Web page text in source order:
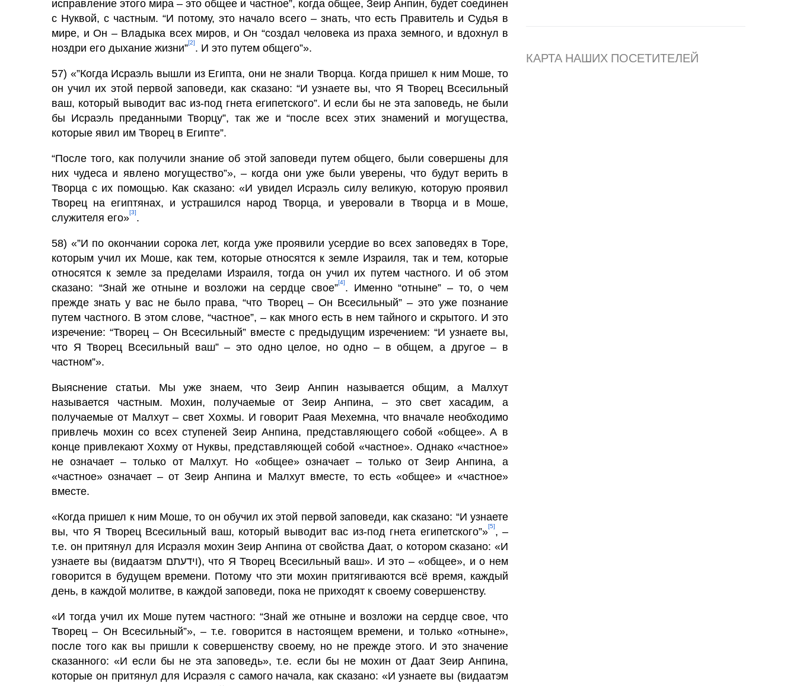
исправление этого мира – это общее и частное”, когда общее, Зеир Анпин, будет соединен
с Нуквой, с частным. “И потому, это начало всего – знать, что есть Правитель и Судья в
мире, и Он – Владыка всех миров, и Он “создал человека из праха земного, и вдохнул в
ноздри его дыхание жизни”[2]. И это путем общего”».
57) «”Когда Исраэль вышли из Египта, они не знали Творца. Когда пришел к ним Моше, то
он учил их этой первой запове­ди, как сказано: “И узнаете вы, что Я Творец Всесильный
ваш, который выводит вас из-под гнета египетского”. И если бы не эта заповедь, не были
бы Исраэль преданными Творцу”, так же и “после всех этих знамений и могущества,
которые явил им Творец в Египте”.
“После того, как получили знание об этой заповеди путем общего, были совершены для
них чудеса и явлено могуще­ство”», – когда они уже были уверены, что будут верить в
Творца с их помощью. Как сказано: «И увидел Исраэль силу великую, которую проявил
Творец на египтянах, и устрашился народ Творца, и уверовали в Творца и в Моше,
служителя его»[3].
58) «”И по окончании сорока лет, когда уже проявили усер­дие во всех заповедях в Торе,
которым учил их Моше, как тем, которые относятся к земле Израиля, так и тем, которые
отно­сятся к земле за пределами Израиля, тогда он учил их путем частного. И об этом
сказано: “Знай же отныне и возложи на сердце свое”[4]. Именно “отныне” – то, о чем
прежде знать у вас не было права, “что Творец – Он Всесильный” – это уже познание
путем частного. В этом слове, “частное”, – как много есть в нем тайного и скрытого. И это
изречение: “Творец – Он Всесильный” вместе с предыдущим изречением: “И узнаете вы,
что Я Творец Всесильный ваш” – это одно целое, но одно – в общем, а другое – в
частном”».
Выяснение статьи. Мы уже знаем, что Зеир Анпин называет­ся общим, а Малхут
называется частным. Мохин, получаемые от Зеир Анпина, – это свет хасадим, а
получаемые от Малхут – свет Хохмы. И говорит Раая Мехемна, что вначале необходимо
привлечь мохин со всех ступеней Зеир Анпина, представля­ющего собой «общее». А в
конце привлекают Хохму от Нук­вы, представляющей собой «частное». Однако «частное»
не означает – только от Малхут. Но «общее» означает – только от Зеир Анпина, а
«частное» означает – от Зеир Анпина и Малхут вместе, то есть «общее» и «частное»
вместе.
«Когда пришел к ним Моше, то он обучил их этой первой заповеди, как сказано: “И узнаете
вы, что Я Творец Всесиль­ный ваш, который выводит вас из-под гнета египетского”»[5], –
т.е. он притянул для Исраэля мохин Зеир Анпина от свойства Даат, о котором сказано: «И
узнаете вы (видаатэм וידעתם), что Я Творец Всесильный ваш». И это – «общее», и о нем
говорится в будущем времени. Потому что эти мохин притягиваются всё время, каждый
день, в каждой молитве, в каждой заповеди, пока не приходят к своему совершенству.
«И тогда учил их Моше путем частного: “Знай же отныне и возложи на сердце свое, что
Творец – Он Всесильный”», – т.е. говорится в настоящем времени, и только «отныне»,
после того как вы пришли к совершенству своему, но не прежде это­го. И это значение
сказанного: «И если бы не эта заповедь», т.е. если бы не мохин от Даат Зеир Анпина,
которые он притя­нул для Исраэля с самого начала, как сказано: «И узнаете вы (видаатэм
КАРТА НАШИХ ПОСЕТИТЕЛЕЙ